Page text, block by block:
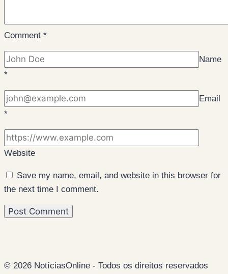
Comment *
Name
*
Email
*
Website
Save my name, email, and website in this browser for
the next time I comment.
© 2026 NotíciasOnline - Todos os direitos reservados